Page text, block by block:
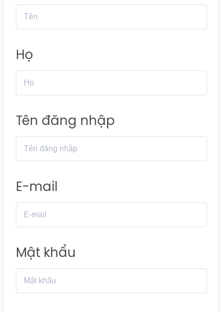
Họ
Tên đăng nhập
E-mail
Mật khẩu